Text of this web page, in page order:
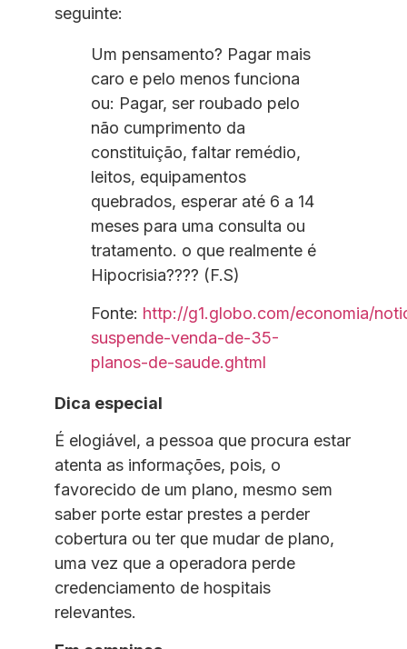
seguinte:
Um pensamento? Pagar mais
caro e pelo menos funciona
ou: Pagar, ser roubado pelo
não cumprimento da
constituição, faltar remédio,
leitos, equipamentos
quebrados, esperar até 6 a 14
meses para uma consulta ou
tratamento. o que realmente é
Hipocrisia???? (F.S)
Fonte: http://g1.globo.com/economia/
suspende-venda-de-35-
planos-de-saude.ghtml
Dica especial
É elogiável, a pessoa que procura estar
atenta as informações, pois, o
favorecido de um plano, mesmo sem
saber porte estar prestes a perder
cobertura ou ter que mudar de plano,
uma vez que a operadora perde
credenciamento de hospitais
relevantes.